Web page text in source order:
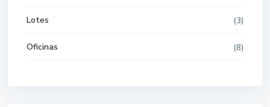
Lotes (3)
Oficinas (8)